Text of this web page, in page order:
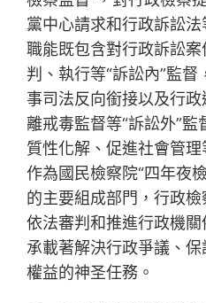
黨中心請求和行政訴訟
職能既包含對行政訴訟
判、執行等“訴訟內”監督
事司法反向銜接以及行
離戒毒監督等“訴訟外”
質性化解、促進社會管理
作為國民檢察院“四年夜
的主要組成部門，行政
依法審判和推進行政機關
承載著解決行政爭議、
權益的神圣任務。